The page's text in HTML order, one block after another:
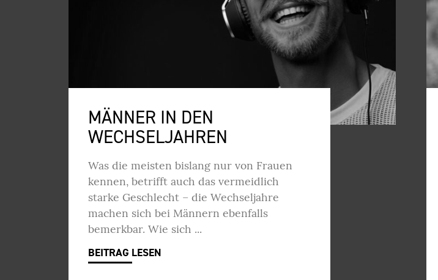
MÄNNER IN DEN
WECHSELJAHREN
Was die meisten bislang nur von Frauen
kennen, betrifft auch das vermeidlich
starke Geschlecht – die Wechseljahre
machen sich bei Männern ebenfalls
bemerkbar. Wie sich
BEITRAG LESEN